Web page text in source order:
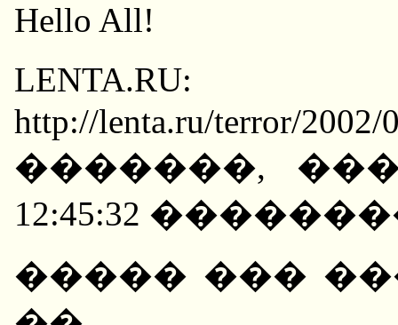
Hello All!
http://lenta.ru/terror/
�������,
12:45:32
����� ���